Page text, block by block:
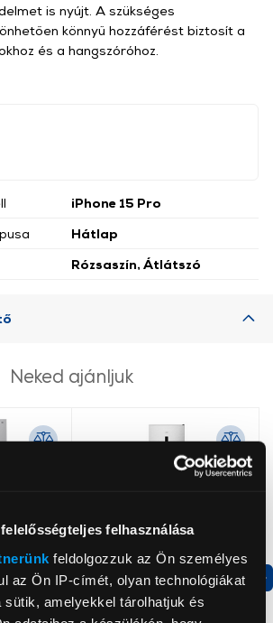
felhasználása
feldolgozzuk az Ön személyes
az Ön IP-címét, olyan technológiákat
sütik, amelyekkel tárolhatjuk és
iPhone 15 Pro
Hátlap
Rózsaszín, Átlátszó
is nyújt. A szükséges
könnyű hozzáférést biztosít a
és a hangszóróhoz.
Neked ajánljuk
Termék adatlap